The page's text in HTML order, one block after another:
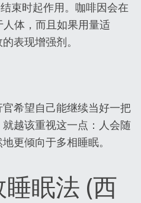
束时起作用。咖啡因会在
体，而且如果用量适
表现增强剂。
希望自己能继续当好一把
越该重视这一点：人会随
更倾向于多相睡眠。
眠法 (西